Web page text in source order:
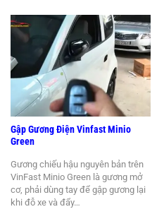
Gập Gương Điện Vinfast Minio
Green
Gương chiếu hậu nguyên bản trên
VinFast Minio Green là gương mở
cơ, phải dùng tay để gập gương lại
khi đỗ xe và đẩy…